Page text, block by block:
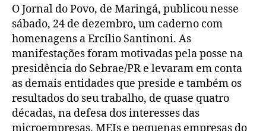
O Jornal do Povo, de Maringá, publicou nesse
sábado, 24 de dezembro, um caderno com
homenagens a Ercílio Santinoni. As
manifestações foram motivadas pela posse na
presidência do Sebrae/PR e levaram em conta
as demais entidades que preside e também os
resultados do seu trabalho, de quase quatro
décadas, na defesa dos interesses das